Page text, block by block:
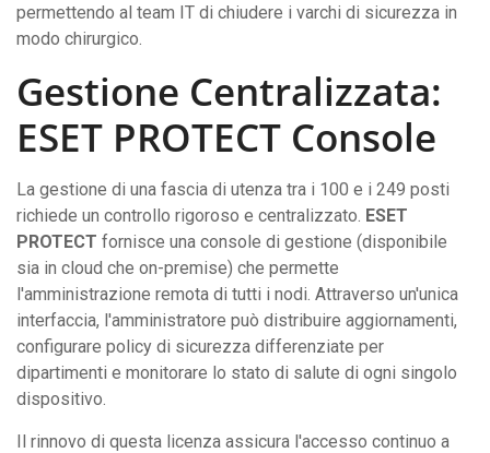
permettendo al team IT di chiudere i varchi di sicurezza in
modo chirurgico.
Gestione Centralizzata:
ESET PROTECT Console
La gestione di una fascia di utenza tra i 100 e i 249 posti
richiede un controllo rigoroso e centralizzato. ESET
PROTECT fornisce una console di gestione (disponibile
sia in cloud che on-premise) che permette
l'amministrazione remota di tutti i nodi. Attraverso un'unica
interfaccia, l'amministratore può distribuire aggiornamenti,
configurare policy di sicurezza differenziate per
dipartimenti e monitorare lo stato di salute di ogni singolo
dispositivo.
Il rinnovo di questa licenza assicura l'accesso continuo a